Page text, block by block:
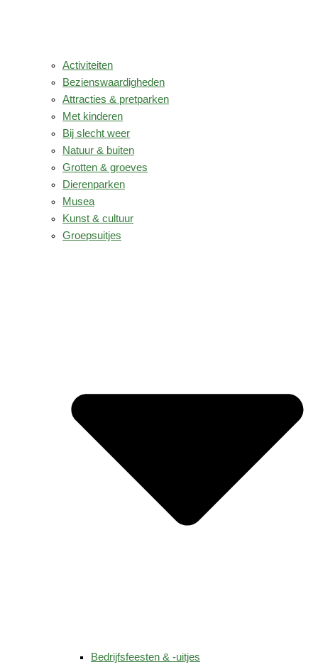
Activiteiten
Bezienswaardigheden
Attracties & pretparken
Met kinderen
Bij slecht weer
Natuur & buiten
Grotten & groeves
Dierenparken
Musea
Kunst & cultuur
Groepsuitjes
Bedrijfsfeesten & -uitjes